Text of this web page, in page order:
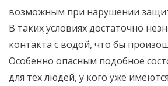
возможным при нарушении
В таких условиях достаточно
контакта с водой, что бы
Особенно опасным подобное
для тех людей, у кого уже